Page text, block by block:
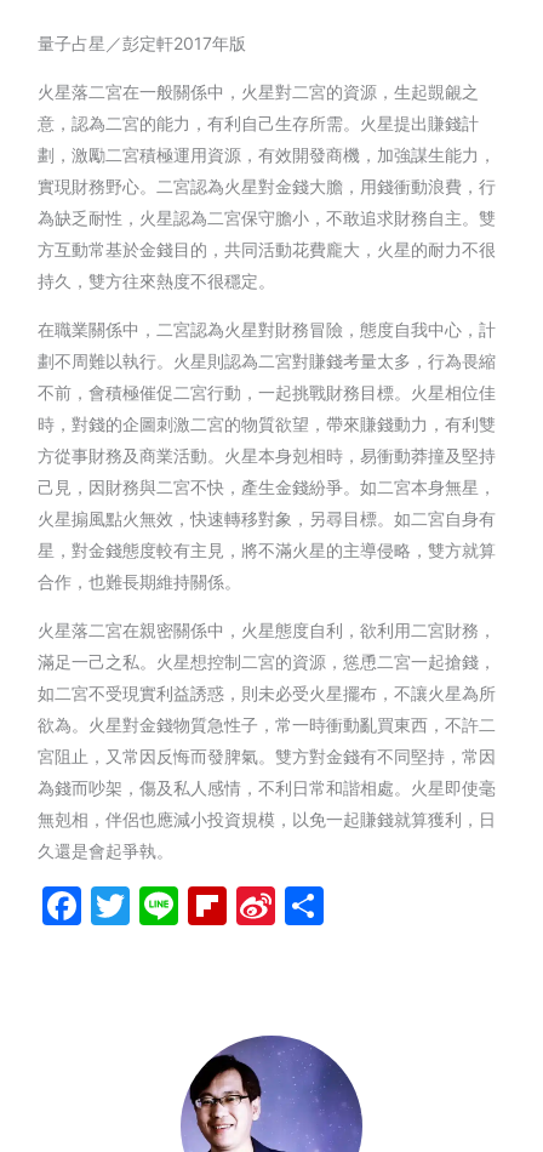
量子占星／彭定軒2017年版
火星落二宮在一般關係中，火星對二宮的資源，生起覬覦之
意，認為二宮的能力，有利自己生存所需。火星提出賺錢計
劃，激勵二宮積極運用資源，有效開發商機，加強謀生能力，
實現財務野心。二宮認為火星對金錢大膽，用錢衝動浪費，行
為缺乏耐性，火星認為二宮保守膽小，不敢追求財務自主。雙
方互動常基於金錢目的，共同活動花費龐大，火星的耐力不很
持久，雙方往來熱度不很穩定。
在職業關係中，二宮認為火星對財務冒險，態度自我中心，計
劃不周難以執行。火星則認為二宮對賺錢考量太多，行為畏縮
不前，會積極催促二宮行動，一起挑戰財務目標。火星相位佳
時，對錢的企圖刺激二宮的物質欲望，帶來賺錢動力，有利雙
方從事財務及商業活動。火星本身剋相時，易衝動莽撞及堅持
己見，因財務與二宮不快，產生金錢紛爭。如二宮本身無星，
火星搧風點火無效，快速轉移對象，另尋目標。如二宮自身有
星，對金錢態度較有主見，將不滿火星的主導侵略，雙方就算
合作，也難長期維持關係。
火星落二宮在親密關係中，火星態度自利，欲利用二宮財務，
滿足一己之私。火星想控制二宮的資源，慫恿二宮一起搶錢，
如二宮不受現實利益誘惑，則未必受火星擺布，不讓火星為所
欲為。火星對金錢物質急性子，常一時衝動亂買東西，不許二
宮阻止，又常因反悔而發脾氣。雙方對金錢有不同堅持，常因
為錢而吵架，傷及私人感情，不利日常和諧相處。火星即使毫
無剋相，伴侶也應減小投資規模，以免一起賺錢就算獲利，日
久還是會起爭執。
Facebook
Twitter
LineFlipboard
Sina